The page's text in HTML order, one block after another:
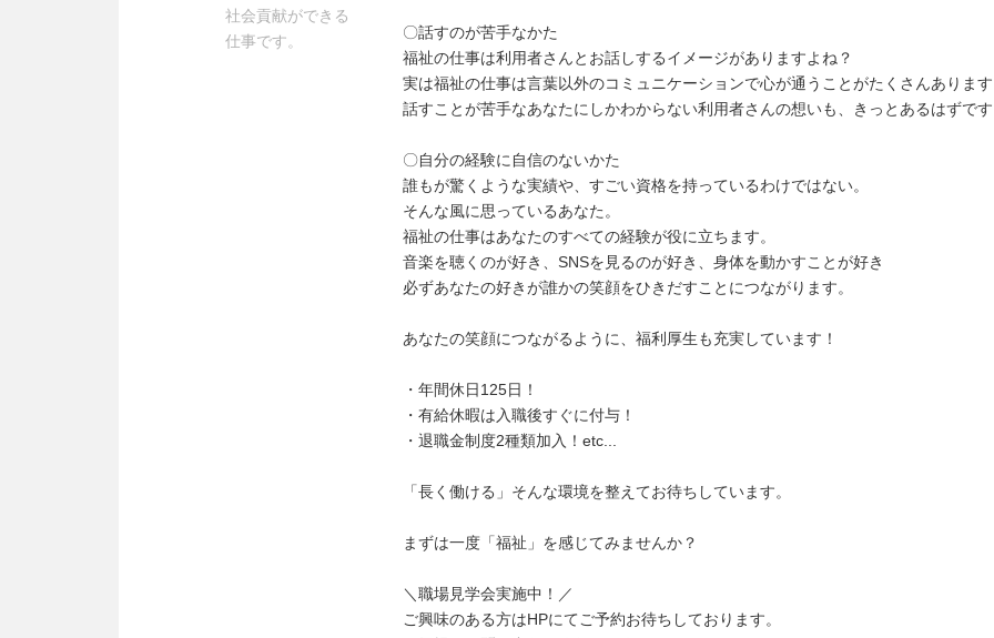
社会貢献ができる
仕事です。
〇話すのが苦手なかた
福祉の仕事は利用者さんとお話しするイメージがありますよね？
実は福祉の仕事は言葉以外のコミュニケーションで心が通うことがたくさんありま
話すことが苦手なあなたにしかわからない利用者さんの想いも、きっとあるはずで
〇自分の経験に自信のないかた
誰もが驚くような実績や、すごい資格を持っているわけではない。
そんな風に思っているあなた。
福祉の仕事はあなたのすべての経験が役に立ちます。
音楽を聴くのが好き、SNSを見るのが好き、身体を動かすことが好き
必ずあなたの好きが誰かの笑顔をひきだすことにつながります。
あなたの笑顔につながるように、福利厚生も充実しています！
・年間休日125日！
・有給休暇は入職後すぐに付与！
・退職金制度2種類加入！etc...
「長く働ける」そんな環境を整えてお待ちしています。
まずは一度「福祉」を感じてみませんか？
＼職場見学会実施中！／
ご興味のある方はHPにてご予約お待ちしております。